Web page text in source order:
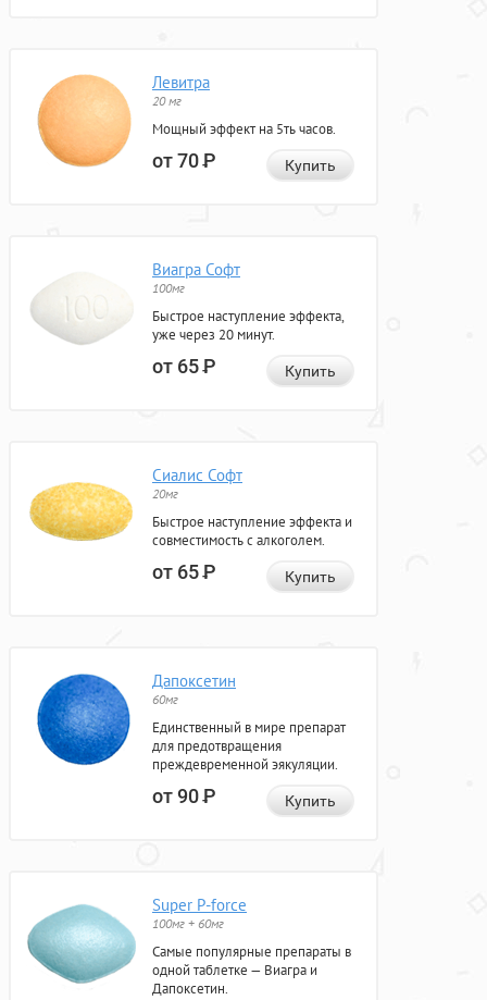
Левитра
20 мг
Мощный эффект на 5ть часов.
от 70Р Купить
Виагра Софт
100мг
Быстрое наступление эффекта,
уже через 20 минут.
от 65Р Купить
Сиалис Софт
20мг
Быстрое наступление эффекта и
совместимость с алкоголем.
от 65Р Купить
Дапоксетин
60мг
Единственный в мире препарат
для предотвращения
преждевременной эякуляции.
от 90Р Купить
Super P-force
100мг + 60мг
Самые популярные препараты в
одной таблетке — Виагра и
Дапоксетин.